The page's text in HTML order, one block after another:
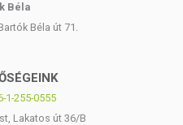
Béla
Béla út 71.
1-255-0555
Lakatos út 36/B